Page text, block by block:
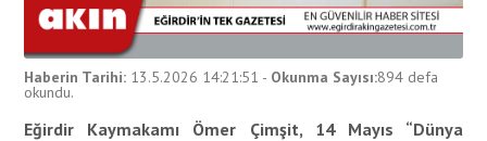
Haberin Tarihi: 13.5.2026 14:21:51 - Okunma Sayısı:894 defa
okundu.
Eğirdir Kaymakamı Ömer Çimşit, 14 Mayıs “Dünya